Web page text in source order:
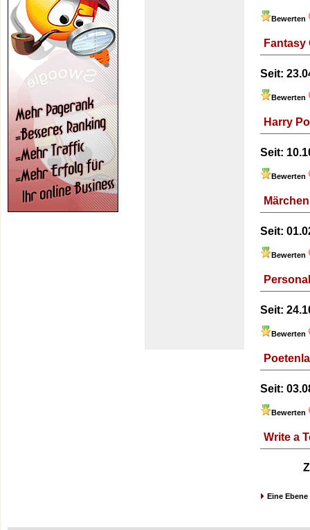
Bewerten
Fantasy
Seit:
Bewerten
Harry
Seit:
Bewerten
Seit:
Bewerten
Seit:
Bewerten
Seit:
Bewerten
Write a
Eine